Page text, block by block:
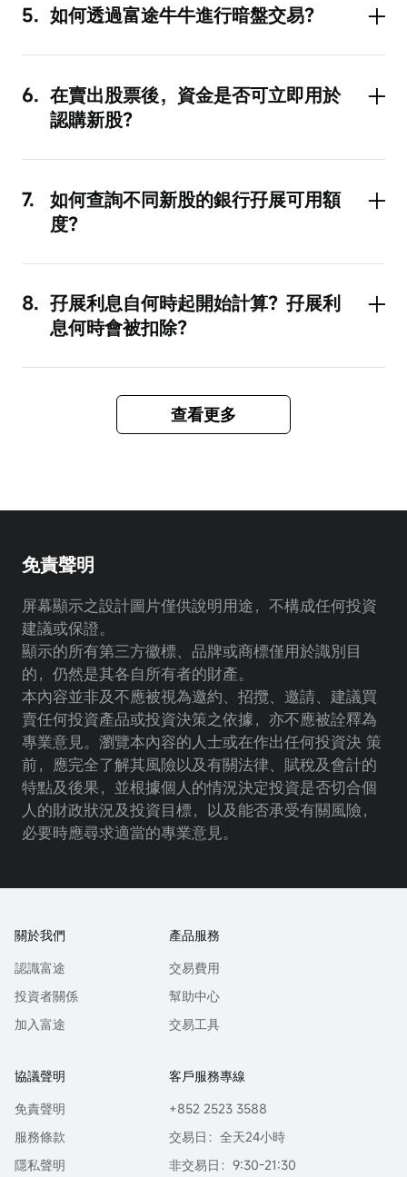
盤後進行。港股交易一般是交易時段通過港
所系統，而是通過某些券商提供的內部系統
進行報價撮合。
5. 如何透過富途牛牛進行暗盤交易？
單】，輸入數量、價格，確認交易。
6. 在賣出股票後，資金是否可立即用於
認購新股？
如果新股認購的T+2已經截止，則根據當天
富途孖展的剩餘額度，額滿即止。
7.
如何查詢不同新股的銀行孖展可用額
度？
選項下查看剩餘額度。
8. 孖展利息自何時起開始計算？孖展利
息何時會被扣除？
點擊了解詳細孖展利息費用。
查看更多
免責聲明
屏幕顯示之設計圖片僅供說明用途，不構成任何投資
建議或保證。
顯示的所有第三方徽標、品牌或商標僅用於識別目
的，仍然是其各自所有者的財產。
本內容並非及不應被視為邀約、招攬、邀請、建議買
賣任何投資產品或投資決策之依據，亦不應被詮釋為
專業意見。瀏覽本內容的人士或在作出任何投資決 策
前，應完全了解其風險以及有關法律、賦稅及會計的
特點及後果，並根據個人的情況決定投資是否切合個
人的財政狀況及投資目標，以及能否承受有關風險，
必要時應尋求適當的專業意見。
關於我們
認識富途
投資者關係
加入富途
產品服務
交易費用
幫助中心
交易工具
協議聲明
免責聲明
服務條款
隱私聲明
客戶服務專線
+852 2523 3588
交易日：全天24小時
非交易日：9:30-21:30